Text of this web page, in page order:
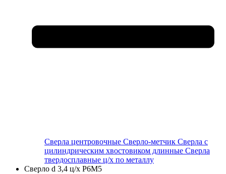
Сверла центровочные Сверло-метчик Сверла с
цилиндрическим хвостовиком длинные Сверла
твердосплавные ц/х по металлу
Сверло d 3,4 ц/х Р6М5